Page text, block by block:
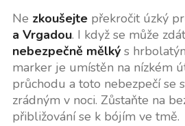
Ne zkoušejtepřekročit úzký
a Vrgadou. I když se může
nebezpečně mělkýs
marker je umístěn na nízkém
průchodu a toto nebezpečí se
zrádným v noci. Zůstaňte na
přibližování se k bójím ve tmě.